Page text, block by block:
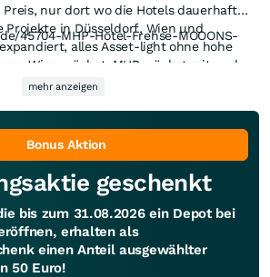
mit und
45704-MHP-Hotel-Frehse-MOOONS-
mehr anzeigen
Bonus Aktion
geschenkt
bis zum 31.08.2026 ein Depot bei
eröffnen, erhalten als
einen Anteil ausgewählter
50 Euro!